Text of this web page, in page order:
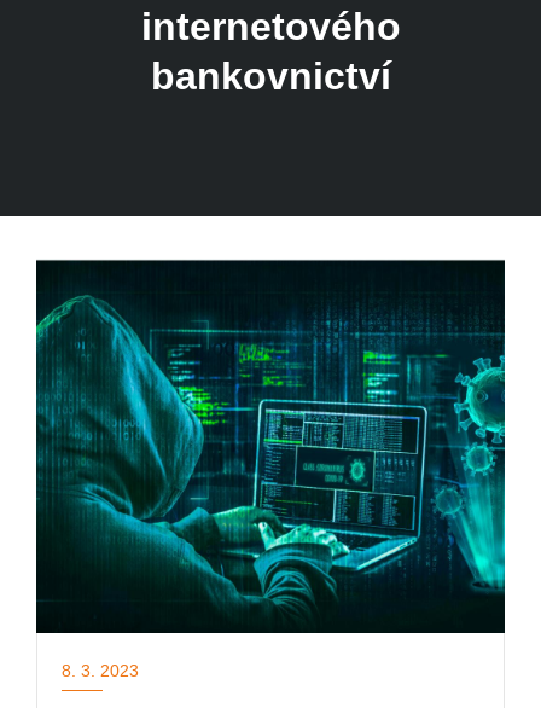
internetového
bankovnictví
8. 3. 2023